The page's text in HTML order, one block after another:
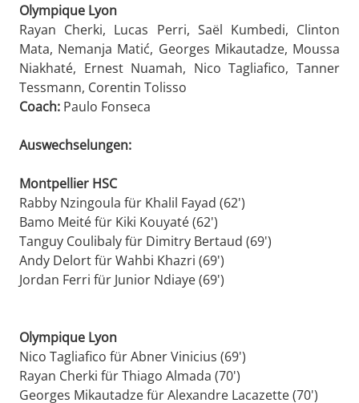
Olympique Lyon
Rayan Cherki, Lucas Perri, Saël Kumbedi, Clinton
Mata, Nemanja Matić, Georges Mikautadze, Moussa
Niakhaté, Ernest Nuamah, Nico Tagliafico, Tanner
Tessmann, Corentin Tolisso
Coach: Paulo Fonseca
Auswechselungen:
Montpellier HSC
Rabby Nzingoula für Khalil Fayad (62')
Bamo Meité für Kiki Kouyaté (62')
Tanguy Coulibaly für Dimitry Bertaud (69')
Andy Delort für Wahbi Khazri (69')
Jordan Ferri für Junior Ndiaye (69')
Olympique Lyon
Nico Tagliafico für Abner Vinicius (69')
Rayan Cherki für Thiago Almada (70')
Georges Mikautadze für Alexandre Lacazette (70')